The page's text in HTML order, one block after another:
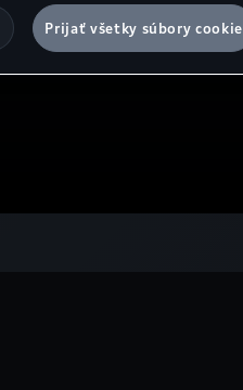
Prijať všetky súbory cookie